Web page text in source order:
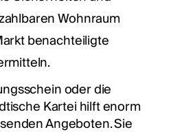
Wohnraum
benachteiligte
oder die
Kartei hilft enorm
Angeboten. Sie